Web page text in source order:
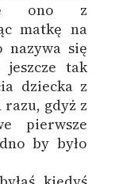
ono z
matkę na
się
tak
dziecka z
gdyż z
pierwsze
by było